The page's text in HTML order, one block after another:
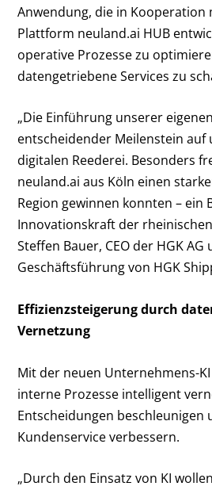
Anwendung, die in Kooperation
Plattform neuland.ai HUB
operative Prozesse zu
datengetriebene Services zu
„Die Einführung unserer
entscheidender Meilenstein auf
digitalen Reederei. Besonders
neuland.ai aus Köln einen
Region gewinnen konnten – ein
Innovationskraft der
Steffen Bauer, CEO der HGK
Geschäftsführung von HGK
Effizienzsteigerung durch
Vernetzung
Mit der neuen Unternehmens-
interne Prozesse intelligent
Entscheidungen beschleunigen
Kundenservice verbessern.
„Durch den Einsatz von KI